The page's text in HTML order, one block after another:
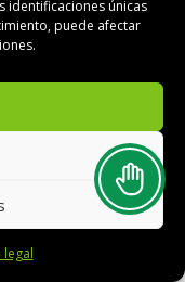
identificaciones únicas
puede afectar
legal